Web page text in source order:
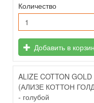
Количество
Добавить в
ALIZE COTTON GOLD
(АЛИЗЕ КОТТОН
- голубой